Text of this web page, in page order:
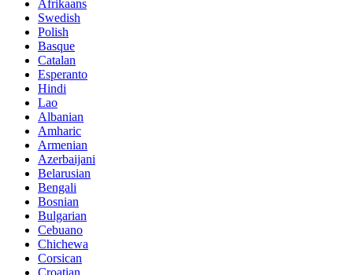
Afrikaans
Swedish
Polish
Basque
Catalan
Esperanto
Hindi
Lao
Albanian
Amharic
Armenian
Azerbaijani
Belarusian
Bengali
Bosnian
Bulgarian
Cebuano
Chichewa
Corsican